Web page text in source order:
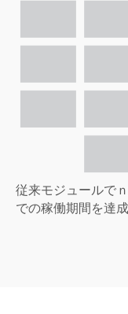
従来モジュールで
での稼働期間を達